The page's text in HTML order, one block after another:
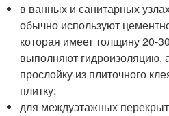
в ванных и санитарных
обычно используют
которая имеет толщину 20-
выполняют гидроизоляцию,
прослойку из плиточного
плитку;
для междуэтажных